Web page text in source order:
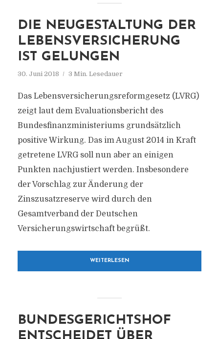
DIE NEUGESTALTUNG DER
LEBENSVERSICHERUNG
IST GELUNGEN
30. Juni 2018 3 Min. Lesedauer
Das Lebensversicherungsreformgesetz (LVRG)
zeigt laut dem Evaluationsbericht des
Bundesfinanzministeriums grundsätzlich
positive Wirkung. Das im August 2014 in Kraft
getretene LVRG soll nun aber an einigen
Punkten nachjustiert werden. Insbesondere
der Vorschlag zur Änderung der
Zinszusatzreserve wird durch den
Gesamtverband der Deutschen
Versicherungswirtschaft begrüßt.
WEITERLESEN
BUNDESGERICHTSHOF
ENTSCHEIDET ÜBER